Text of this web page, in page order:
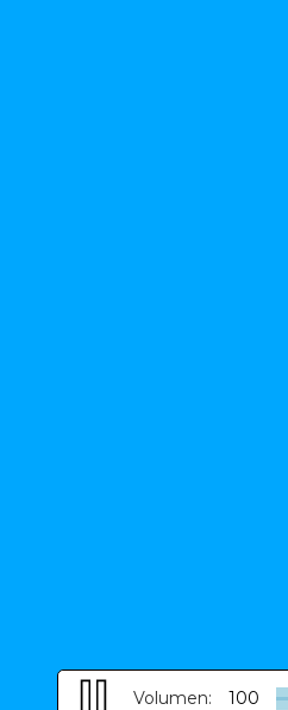
Volumen: 100